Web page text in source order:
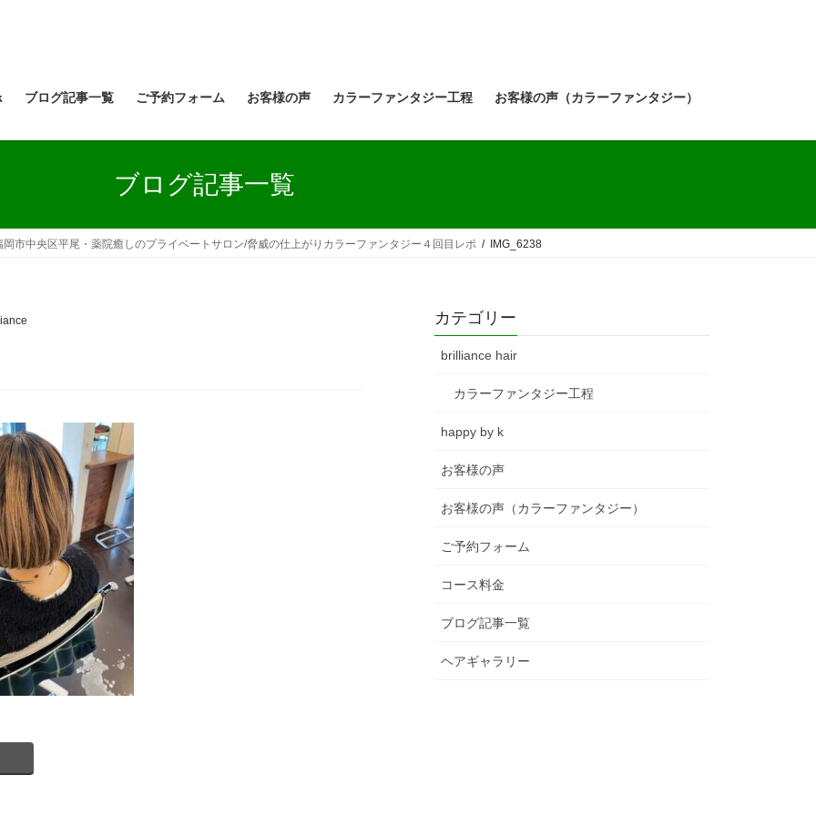
ブログ記事一覧 ご予約フォーム お客様の声 カラーファンタジー工程 お客様の声（カラーファンタジー）
ブログ記事一覧
市中央区平尾・薬院癒しのプライベートサロン/脅威の仕上がりカラーファンタジー４回目レポ IMG_6238
カテゴリー
brilliance hair
カラーファンタジー工程
happy by k
お客様の声
お客様の声（カラーファンタジー）
ご予約フォーム
コース料金
ブログ記事一覧
ヘアギャラリー